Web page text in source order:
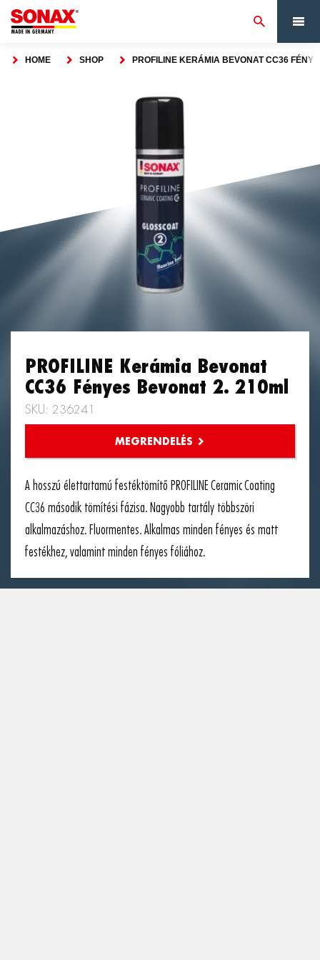
HOME SHOP PROFILINE KERÁMIA BEVONAT CC36
PROFILINE Kerámia Bevonat
CC36 Fényes Bevonat 2. 210ml
SKU: 236241
A hosszú élettartamú festéktömítő PROFILINE Ceramic Coating
CC36 második tömítési fázisa. Nagyobb tartály többszöri
alkalmazáshoz. Fluormentes. Alkalmas minden fényes és matt
festékhez, valamint minden fényes fóliához.